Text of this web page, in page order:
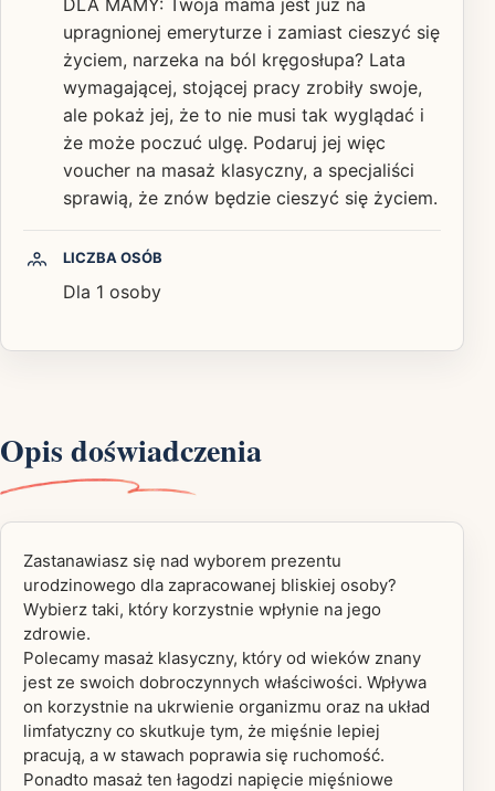
upragnionej emeryturze i zamiast cieszyć się
życiem, narzeka na ból kręgosłupa? Lata
wymagającej, stojącej pracy zrobiły swoje,
ale pokaż jej, że to nie musi tak wyglądać i
że może poczuć ulgę. Podaruj jej więc
voucher na masaż klasyczny, a specjaliści
sprawią, że znów będzie cieszyć się życiem.
LICZBA OSÓB
Dla 1 osoby
Opis doświadczenia
Zastanawiasz się nad wyborem prezentu
urodzinowego dla zapracowanej bliskiej osoby?
Wybierz taki, który korzystnie wpłynie na jego
zdrowie.
Polecamy masaż klasyczny, który od wieków znany
jest ze swoich dobroczynnych właściwości. Wpływa
on korzystnie na ukrwienie organizmu oraz na układ
limfatyczny co skutkuje tym, że mięśnie lepiej
pracują, a w stawach poprawia się ruchomość.
Ponadto masaż ten łagodzi napięcie mięśniowe